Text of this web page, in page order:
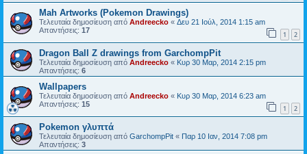
Mah Artworks (Pokemon Drawings)
Τελευταία δημοσίευση από Andreecko « Δευ 21 Ιούλ, 2014 1:15 am
Απαντήσεις: 17 1 2
Dragon Ball Z drawings from GarchompPit
Τελευταία δημοσίευση από Andreecko « Κυρ 30 Μαρ, 2014 2:15 pm
Απαντήσεις: 6
Wallpapers
Τελευταία δημοσίευση από Andreecko « Κυρ 30 Μαρ, 2014 6:23 am
Απαντήσεις: 15 1 2
Pokemon γλυπτά
Τελευταία δημοσίευση από GarchompPit « Παρ 10 Ιαν, 2014 7:08 pm
Απαντήσεις: 3